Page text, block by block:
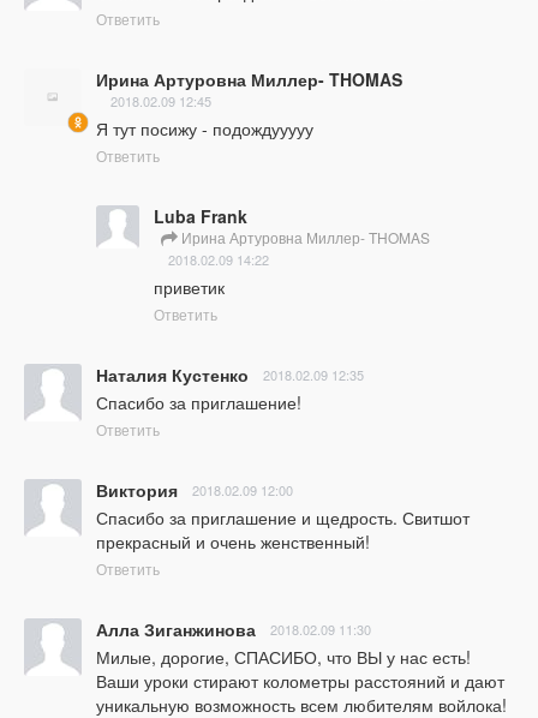
Ответить
Ирина Артуровна Миллер- THOMAS
2018.02.09 12:45
Я тут посижу - подождууууу
Ответить
Luba Frank
Ирина Артуровна Миллер- THOMAS
2018.02.09 14:22
приветик
Ответить
Наталия Кустенко 2018.02.09 12:35
Спасибо за приглашение!
Ответить
Виктория 2018.02.09 12:00
Спасибо за приглашение и щедрость. Свитшот
прекрасный и очень женственный!
Ответить
Алла Зиганжинова 2018.02.09 11:30
Милые, дорогие, СПАСИБО, что ВЫ у нас есть!
Ваши уроки стирают колометры расстояний и дают
уникальную возможность всем любителям войлока!